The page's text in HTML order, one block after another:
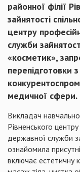
районної філії
зайнятості
центру
служби
«косметик»,
перепідготовки
медичної сфери.
Викладач
Рівненського
державної служби
ознайомила
включає естетичну